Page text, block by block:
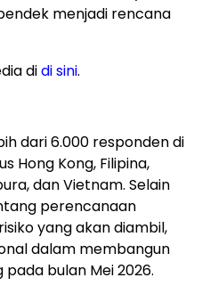
menjadi rencana
didi sini.
dari 6.000 responden di
Hong Kong, Filipina,
dan Vietnam. Selain
perencanaan
yang akan diambil,
dalam membangun
bulan Mei 2026.